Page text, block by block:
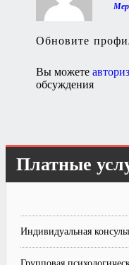
Обновите
Вы можете
обсуждения
Платные
Индивидуальная